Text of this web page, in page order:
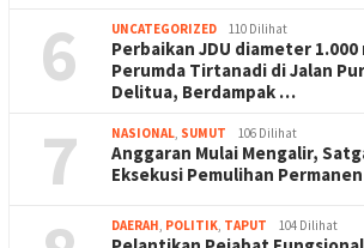
6 UNCATEGORIZED 110 Dilihat
Perbaikan JDU diameter 1.000
Perumda Tirtanadi di Jalan
Delitua, Berdampak …
7 NASIONAL SUMUT 106 Dilihat
Anggaran Mulai Mengalir,
Eksekusi Pemulihan Permanen
DAERAH POLITIK TAPUT 104 Dilihat